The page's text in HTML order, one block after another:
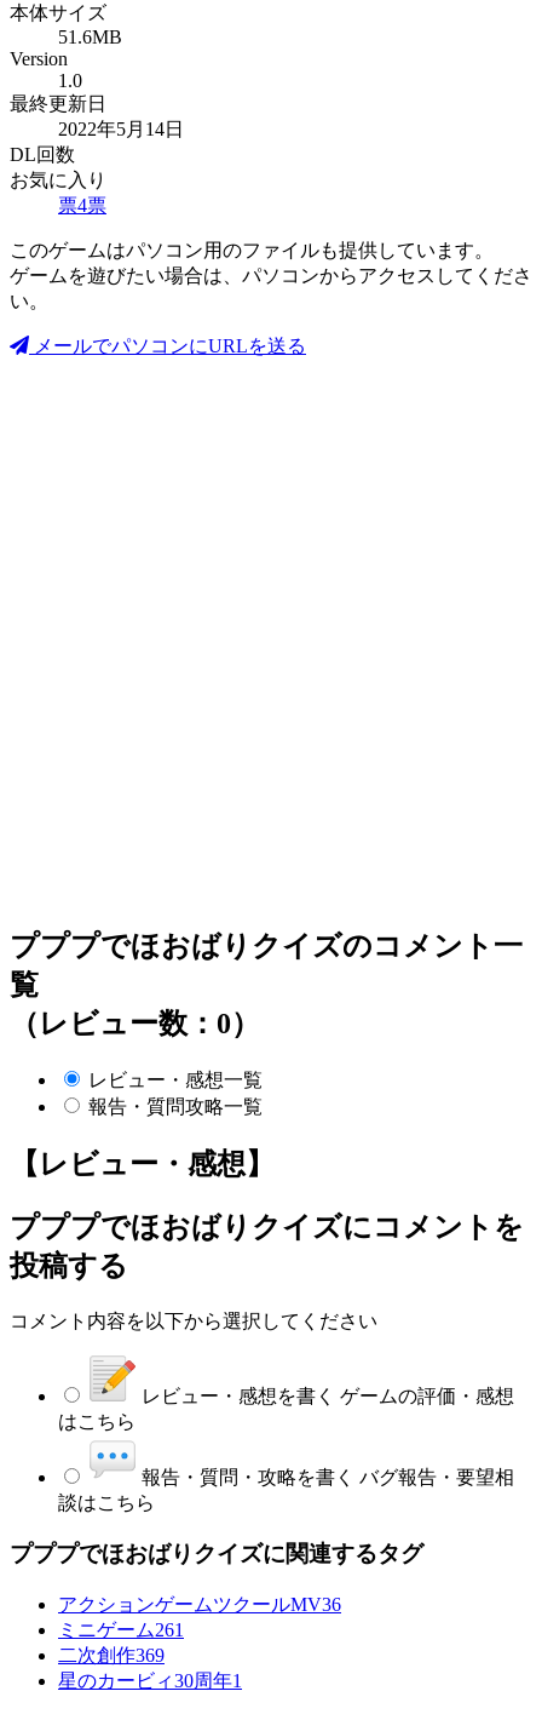
本体サイズ
51.6MB
Version
1.0
最終更新日
2022年5月14日
DL回数
お気に入り
票4票
このゲームはパソコン用のファイルも提供しています。
ゲームを遊びたい場合は、パソコンからアクセスしてくださ
い。
メールでパソコンにURLを送る
プププでほおばりクイズのコメント一
覧
（レビュー数：0）
レビュー・感想一覧
報告・質問攻略一覧
【レビュー・感想】
プププでほおばりクイズにコメントを
投稿する
コメント内容を以下から選択してください
レビュー・感想を書く ゲームの評価・感想
はこちら
報告・質問・攻略を書く バグ報告・要望相
談はこちら
プププでほおばりクイズに関連するタグ
アクションゲームツクールMV36
ミニゲーム261
二次創作369
星のカービィ30周年1